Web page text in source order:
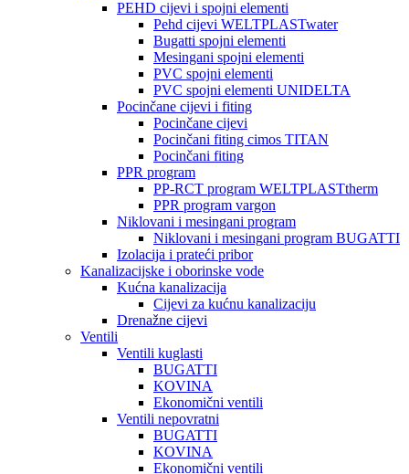
PEHD cijevi i spojni elementi
Pehd cijevi WELTPLASTwater
Bugatti spojni elementi
Mesingani spojni elementi
PVC spojni elementi
PVC spojni elementi UNIDELTA
Pocinčane cijevi i fiting
Pocinčane cijevi
Pocinčani fiting cimos TITAN
Pocinčani fiting
PPR program
PP-RCT program WELTPLASTtherm
PPR program vargon
Niklovani i mesingani program
Niklovani i mesingani program BUGATTI
Izolacija i prateći pribor
Kanalizacijske i oborinske vode
Kućna kanalizacija
Cijevi za kućnu kanalizaciju
Drenažne cijevi
Ventili
Ventili kuglasti
BUGATTI
KOVINA
Ekonomični ventili
Ventili nepovratni
BUGATTI
KOVINA
Ekonomični ventili